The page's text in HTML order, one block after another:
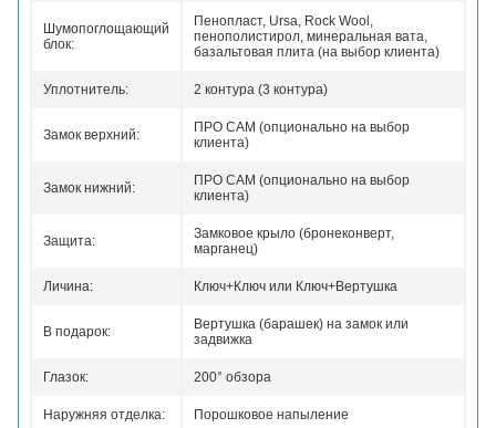
Шумопоглощающий
блок:
Пенопласт, Ursa, Rock Wool,
пенополистирол, минеральная вата,
базальтовая плита (на выбор клиента)
Уплотнитель: 2 контура (3 контура)
Замок верхний:
ПРО САМ (опционально на выбор
клиента)
Замок нижний:
ПРО САМ (опционально на выбор
клиента)
Защита:
Замковое крыло (бронеконверт,
марганец)
Личина: Ключ+Ключ или Ключ+Вертушка
В подарок:
Вертушка (барашек) на замок или
задвижка
Глазок: 200° обзора
Наружняя отделка: Порошковое напыление